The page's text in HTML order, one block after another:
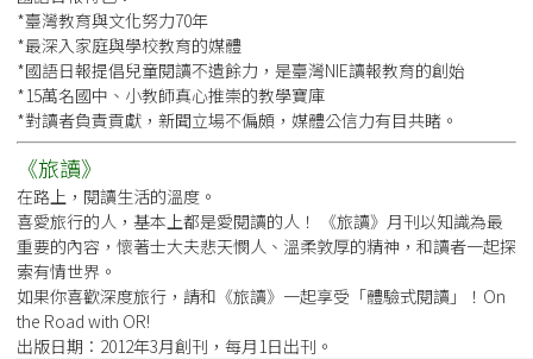
*臺灣教育與文化努力70年
*最深入家庭與學校教育的媒體
*國語日報提倡兒童閱讀不遺餘力，是臺灣NIE讀報教育的創始
*15萬名國中、小教師真心推崇的教學寶庫
*對讀者負責貢獻，新聞立場不偏頗，媒體公信力有目共睹。
《旅讀》
在路上，閱讀生活的溫度。
喜愛旅行的人，基本上都是愛閱讀的人！ 《旅讀》月刊以知識為最
重要的內容，懷著士大夫悲天憫人、溫柔敦厚的精神，和讀者一起探
索有情世界。
如果你喜歡深度旅行，請和《旅讀》一起享受「體驗式閱讀」！On
the Road with OR!
出版日期：2012年3月創刊，每月1日出刊。